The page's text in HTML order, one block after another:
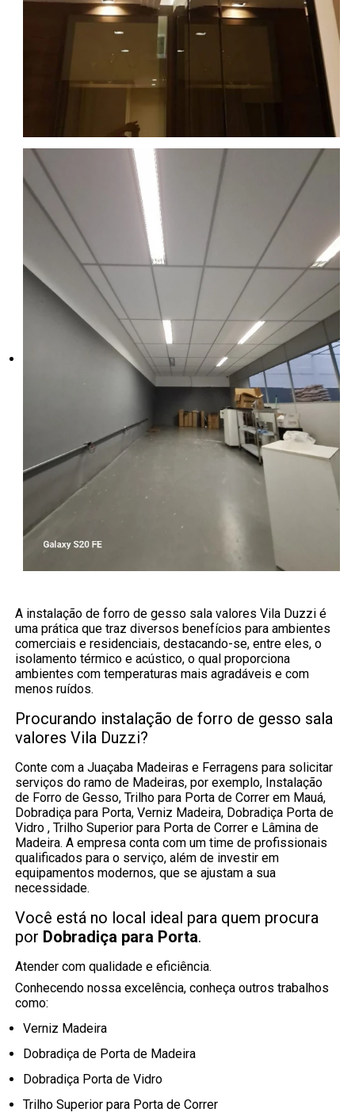
A instalação de forro de gesso sala valores Vila Duzzi é
uma prática que traz diversos benefícios para ambientes
comerciais e residenciais, destacando-se, entre eles, o
isolamento térmico e acústico, o qual proporciona
ambientes com temperaturas mais agradáveis e com
menos ruídos.
Procurando instalação de forro de gesso sala
valores Vila Duzzi?
Conte com a Juaçaba Madeiras e Ferragens para solicitar
serviços do ramo de Madeiras, por exemplo, Instalação
de Forro de Gesso, Trilho para Porta de Correr em Mauá,
Dobradiça para Porta, Verniz Madeira, Dobradiça Porta de
Vidro , Trilho Superior para Porta de Correr e Lâmina de
Madeira. A empresa conta com um time de profissionais
qualificados para o serviço, além de investir em
equipamentos modernos, que se ajustam a sua
necessidade.
Você está no local ideal para quem procura
por Dobradiça para Porta.
Atender com qualidade e eficiência.
Conhecendo nossa excelência, conheça outros trabalhos
como:
Verniz Madeira
Dobradiça de Porta de Madeira
Dobradiça Porta de Vidro
Trilho Superior para Porta de Correr